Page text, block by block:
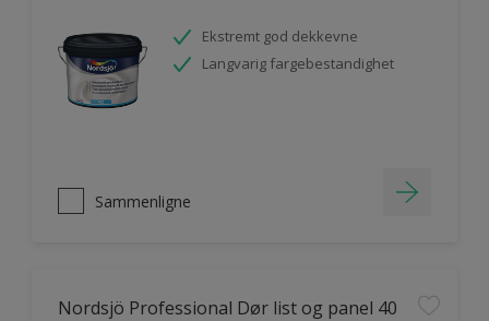
Ekstremt god dekkevne
Langvarig fargebestandighet
Sammenligne
Nordsjö Professional Dør list og panel 40